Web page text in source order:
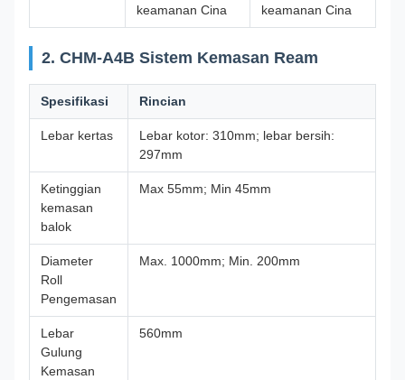
keamanan Cina
keamanan Cina
2. CHM-A4B Sistem Kemasan Ream
Spesifikasi Rincian
Lebar kertas
Lebar kotor: 310mm; lebar bersih:
297mm
Ketinggian
kemasan
balok
Max 55mm; Min 45mm
Diameter
Roll
Pengemasan
Max. 1000mm; Min. 200mm
Lebar
Gulung
Kemasan
560mm